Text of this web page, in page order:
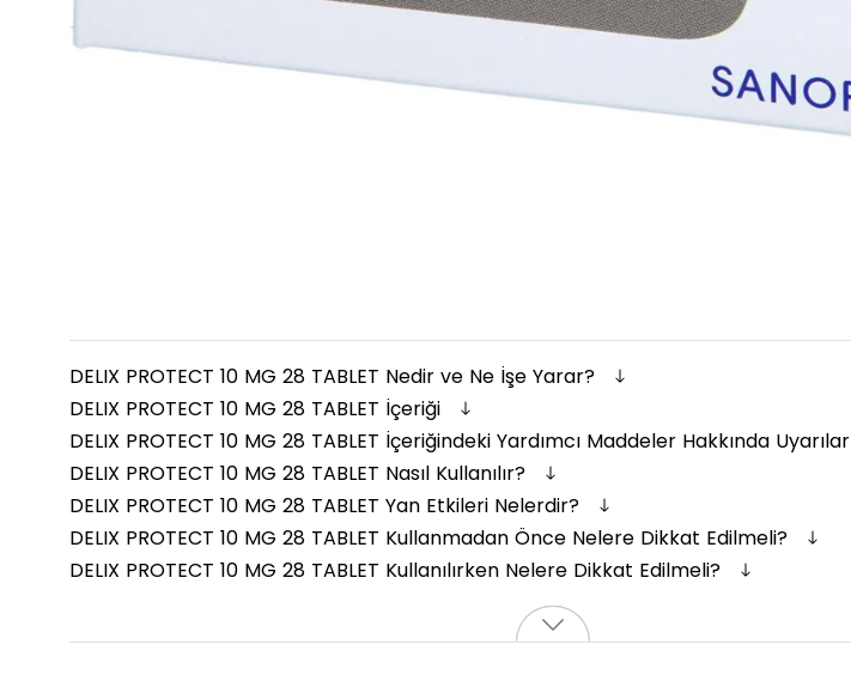
DELIX PROTECT 10 MG 28 TABLET Nedir ve Ne İşe Yarar?
DELIX PROTECT 10 MG 28 TABLET İçeriği
DELIX PROTECT 10 MG 28 TABLET İçeriğindeki Yardımcı Maddeler Hakkında Uyarılar
DELIX PROTECT 10 MG 28 TABLET Nasıl Kullanılır?
DELIX PROTECT 10 MG 28 TABLET Yan Etkileri Nelerdir?
DELIX PROTECT 10 MG 28 TABLET Kullanmadan Önce Nelere Dikkat Edilmeli?
DELIX PROTECT 10 MG 28 TABLET Kullanılırken Nelere Dikkat Edilmeli?